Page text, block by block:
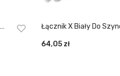
Łącznik X Biały Do Szynoprzewodów 1F
64,05 zł